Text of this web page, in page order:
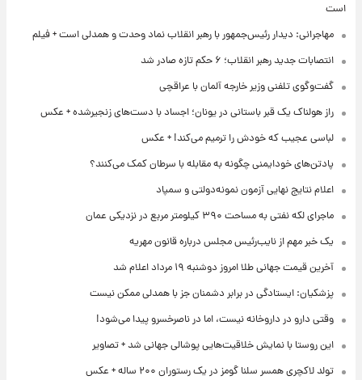
است
مهاجرانی: دیدار رئیس‌جمهور با رهبر انقلاب نماد وحدت و همدلی است + فیلم
انتصابات جدید رهبر انقلاب؛ ۶ حکم تازه صادر شد
گفت‌وگوی تلفنی وزیر خارجه آلمان با عراقچی
راز هولناک یک قبر باستانی در یونان؛ اجساد با دست‌های زنجیرشده + عکس
لباسی عجیب که خودش را ترمیم می‌کند! + عکس
پادتن‌های خودایمنی چگونه به مقابله با سرطان کمک می‌کنند؟
اعلام نتایج نهایی آزمون نمونه‌دولتی و سمپاد
ماجرای لکه نفتی به مساحت ۳۹۰ کیلومتر مربع در نزدیکی عمان
یک خبر مهم از نایب‌رئیس مجلس درباره قانون مهریه
آخرین قیمت جهانی طلا امروز دوشنبه ۱۹ مرداد اعلام شد
پزشکیان: ایستادگی در برابر دشمنان جز با همدلی ممکن نیست
وقتی دارو در داروخانه نیست، اما در ناصرخسرو پیدا می‌شود!
این روستا با نمایش خلاقیت‌هایی پوشالی جهانی شد + تصاویر
تولد لاکچری همسر سلنا گومز در یک رستوران ۲۰۰ ساله + عکس